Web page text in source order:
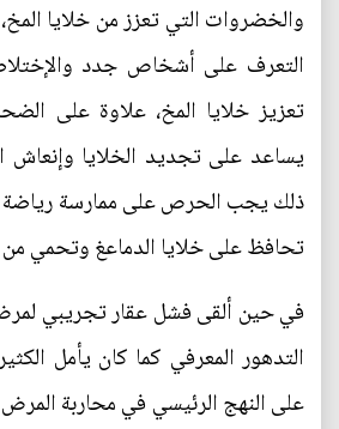
والخضروات التي تعزز من خلايا
التعرف على أشخاص جدد
تعزيز خلايا المخ، علاوة على
يساعد على تجديد الخلايا وإنعاش
ذلك يجب الحرص على ممارسة رياضة
تحافظ على خلايا الدماعغ وتحمي من
في حين ألقى فشل عقار تجريبي
التدهور المعرفي كما كان يأمل
على النهج الرئيسي في محاربة